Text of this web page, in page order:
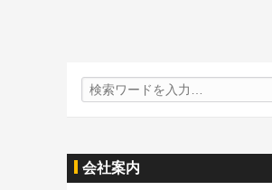
検
索
会社案内